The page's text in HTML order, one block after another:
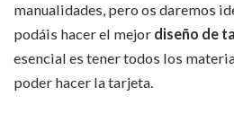
manualidades, pero os daremos
podáis hacer el mejor diseño de
esencial es tener todos los
poder hacer la tarjeta.